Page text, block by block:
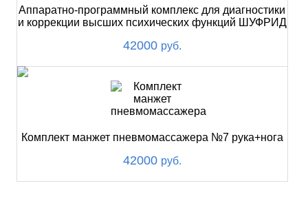
Аппаратно-программный комплекс для диагностики
и коррекции высших психических функций ШУФРИД
42000 руб.
Комплект манжет пневмомассажера №7 рука+нога
42000 руб.